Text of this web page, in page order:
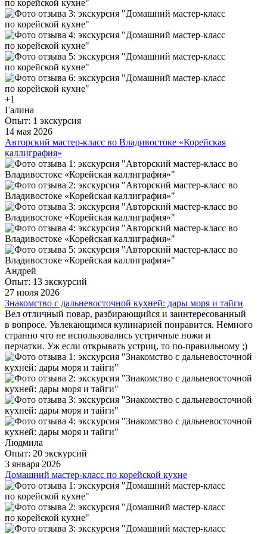
+1
Галина
Опыт: 1 экскурсия
14 мая 2026
Авторский мастер-класс во Владивостоке «Корейская
каллиграфия»
Познакомилась с замечательной корейской семьёй: Анна и
Игорь. Встретили. Очень много узнала о жизни как моих
родственников, так и в целом народа, очень насыщенная
была программа (изучали, писали, импровизировали, дабы
придать художественный акцент). Конечно не успевали, но
продолжили и за это им отдельное спасибо. Но... самый
кульминационный момент!!! Это подарок. Изумительная
кукла ручной работы! Спасибо большое!
ещё
Андрей
Опыт: 13 экскурсий
27 июля 2026
Знакомство с дальневосточной кухней: дары моря и тайги
Вел отличный повар, разбирающийся и заинтересованный
в вопросе. Увлекающимся кулинарией понравится. Немного
странно что не использовались устричные ножи и
перчатки. Уж если открывать устриц, то по-правильному ;)
Людмила
Опыт: 20 экскурсий
3 января 2026
Домашний мастер-класс по корейской кухне
Отличный атмосферный мастер класс! Игорь и Аня
чудесная семья и в гостях у них было очень уютно. В
небольшой компании мы приготовили корейскую еду и
дружно поужинали. Игорь все сопровождал рассказом.
Ощущение, что побывали в гостях. Спасибо!